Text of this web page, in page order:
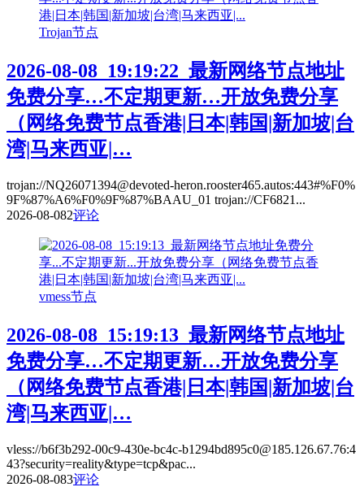
Trojan节点
2026-08-08_19:19:22_最新网络节点地址
免费分享…不定期更新…开放免费分享
（网络免费节点香港|日本|韩国|新加坡|台
湾|马来西亚|…
trojan://NQ26071394@devoted-heron.rooster465.autos:443#%F0%
9F%87%A6%F0%9F%87%BAAU_01 trojan://CF6821...
2026-08-082评论
vmess节点
2026-08-08_15:19:13_最新网络节点地址
免费分享…不定期更新…开放免费分享
（网络免费节点香港|日本|韩国|新加坡|台
湾|马来西亚|…
vless://b6f3b292-00c9-430e-bc4c-b1294bd895c0@185.126.67.76:4
43?security=reality&type=tcp&pac...
2026-08-083评论